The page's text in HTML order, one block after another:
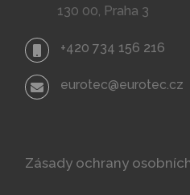
130 00, Praha 3
+420 734 156 216
eurotec@eurotec.cz
Zásady ochrany